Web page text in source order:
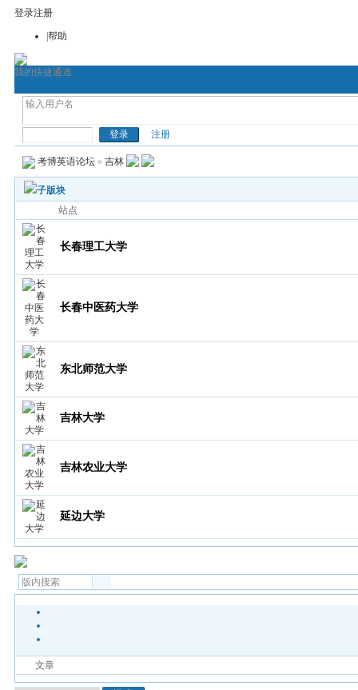
登录注册
|帮助
我的快捷通道
首页
注册
考博英语论坛» 吉林
子版块
站点
长春理工大学
长春中医药大学
东北师范大学
吉林大学
吉林农业大学
延边大学
文章